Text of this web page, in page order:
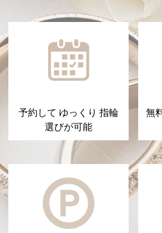
予約して ゆっくり 指輪
選びが可能
無